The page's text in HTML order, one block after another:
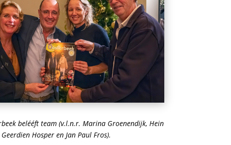
belééft team (v.l.n.r. Marina Groenendijk, Hein
Hosper en Jan Paul Fros).